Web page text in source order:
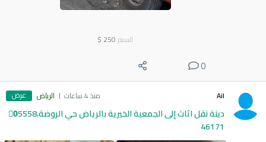
السعر 250
$
0
Ail منذ 4 ساعات الرياض عرض
دينة نقل اثاث إلى الجمعية الخيرية بالرياض حي الروضة،0َ5558
46171